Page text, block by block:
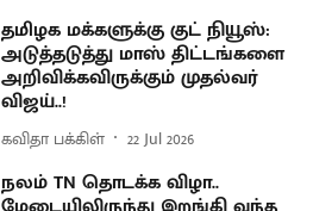
தமிழக மக்களுக்கு குட் நியூஸ்:
அடுத்தடுத்து மாஸ் திட்டங்களை
அறிவிக்கவிருக்கும் முதல்வர்
விஜய்..!
கவிதா பக்கிள் 22 Jul 2026
நலம் TN தொடக்க விழா..